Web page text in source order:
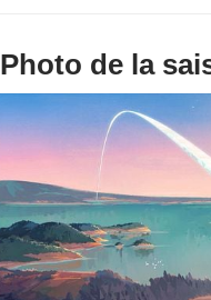
Photo de la